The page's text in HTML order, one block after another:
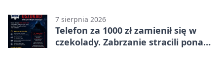
7 sierpnia 2026
Telefon za 1000 zł zamienił się w
czekolady. Zabrzanie stracili ponad